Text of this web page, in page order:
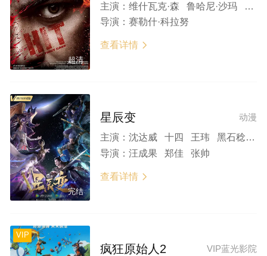
超清
主演： 维什瓦克·森 鲁哈尼·沙玛 穆里·夏尔马 巴努钱德 布拉玛吉
导演： 赛勒什·科拉努
查看详情 
完结
动漫
星辰变
主演： 沈达威 十四 王玮 黑石稔 柯暮卿 夏磊 郭鸿博 大许 赵铭 赵洋 王宇航
导演： 汪成果 郑佳 张帅
查看详情 
VIP
VIP蓝光影院
疯狂原始人2